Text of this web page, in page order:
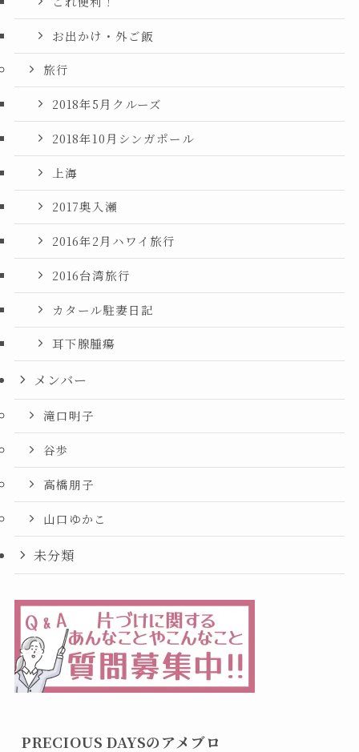
お出かけ・外ご飯
旅行
2018年5月クルーズ
2018年10月シンガポール
上海
2017奥入瀬
2016年2月ハワイ旅行
2016台湾旅行
カタール駐妻日記
耳下腺腫瘍
メンバー
滝口明子
谷歩
高橋朋子
山口ゆかこ
未分類
PRECIOUS DAYSのアメブロ